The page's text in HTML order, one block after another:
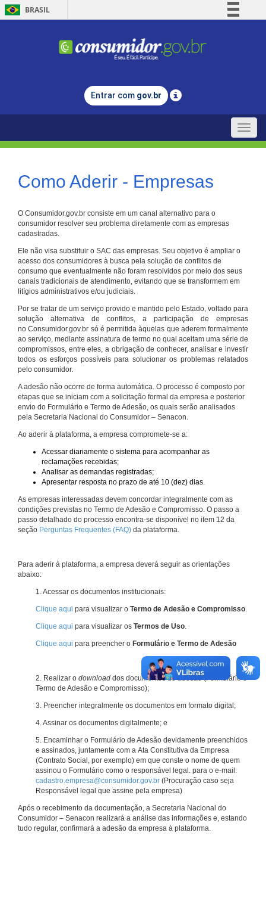
BRASIL
Comunica BR
Legislação
Entrar com gov.br
Toggle
Como Aderir - Empresas
O Consumidor.gov.br consiste em um canal alternativo para o
consumidor resolver seu problema diretamente com as empresas
cadastradas.
Ele não visa substituir o SAC das empresas. Seu objetivo é ampliar o
acesso dos consumidores à busca pela solução de conflitos de
consumo que eventualmente não foram resolvidos por meio dos seus
canais tradicionais de atendimento, evitando que se transformem em
litígios administrativos e/ou judiciais.
Por se tratar de um serviço provido e mantido pelo Estado, voltado para
solução alternativa de conflitos, a participação de empresas
no Consumidor.gov.br só é permitida àquelas que aderem formalmente
ao serviço, mediante assinatura de termo no qual aceitam uma série de
compromissos, entre eles, a obrigação de conhecer, analisar e investir
todos os esforços possíveis para solucionar os problemas relatados
pelo consumidor.
A adesão não ocorre de forma automática. O processo é composto por
etapas que se iniciam com a solicitação formal da empresa e posterior
envio do Formulário e Termo de Adesão, os quais serão analisados
pela Secretaria Nacional do Consumidor – Senacon.
Ao aderir à plataforma, a empresa compromete-se a:
Acessar diariamente o sistema para acompanhar as
reclamações recebidas;
Analisar as demandas registradas;
Apresentar resposta no prazo de até 10 (dez) dias.
As empresas interessadas devem concordar integralmente com as
condições previstas no Termo de Adesão e Compromisso. O passo a
passo detalhado do processo encontra-se disponível no item 12 da
seção Perguntas Frequentes (FAQ) da plataforma.
Para aderir à plataforma, a empresa deverá seguir as orientações
abaixo:
1. Acessar os documentos institucionais:
Clique aqui para visualizar o Termo de Adesão e Compromisso.
Clique aqui para visualizar os Termos de Uso.
Clique aqui para preencher o Formulário e Termo de Adesão
2. Realizar o download dos documentos de adesão (Formulário e
Termo de Adesão e Compromisso);
3. Preencher integralmente os documentos em formato digital;
4. Assinar os documentos digitalmente; e
5. Encaminhar o Formulário de Adesão devidamente preenchidos
e assinados, juntamente com a Ata Constitutiva da Empresa
(Contrato Social, por exemplo) em que conste o nome de quem
assinou o Formulário como o responsável legal. para o e-mail:
cadastro.empresa@consumidor.gov.br (Procuração caso seja
Responsável legal que assine pela empresa)
Após o recebimento da documentação, a Secretaria Nacional do
Consumidor – Senacon realizará a análise das informações e, estando
tudo regular, confirmará a adesão da empresa à plataforma.